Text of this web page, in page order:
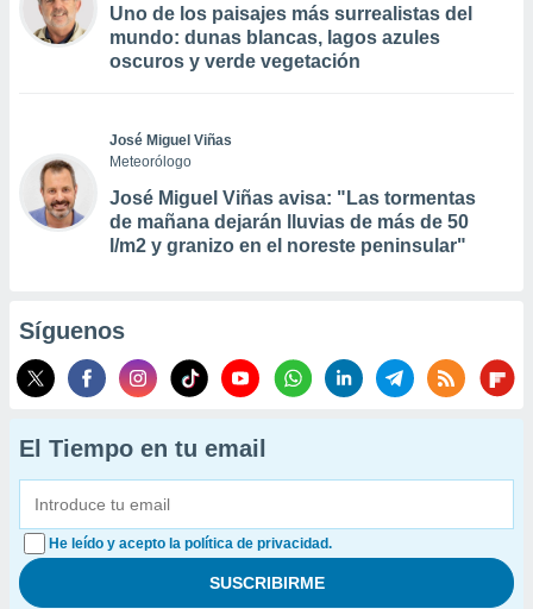
Uno de los paisajes más surrealistas del
mundo: dunas blancas, lagos azules
oscuros y verde vegetación
José Miguel Viñas
Meteorólogo
José Miguel Viñas avisa: "Las tormentas
de mañana dejarán lluvias de más de 50
l/m2 y granizo en el noreste peninsular"
Síguenos
El Tiempo en tu email
He leído y acepto la política de privacidad.